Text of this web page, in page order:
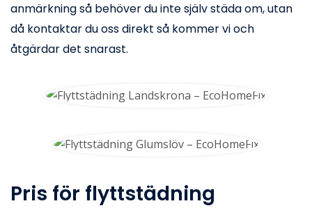
anmärkning så behöver du inte själv städa om, utan
då kontaktar du oss direkt så kommer vi och
åtgärdar det snarast.
Pris för flyttstädning